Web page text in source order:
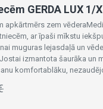
apkārtmērs zem
ar īpaši mīkstu
muguras lejasdaļā un
izmantota šaurāka un
komfortablāku,